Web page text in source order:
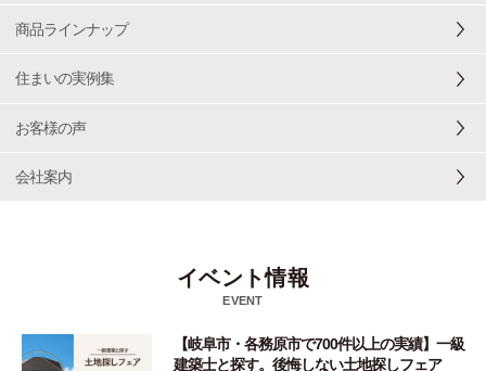
商品ラインナップ
住まいの実例集
お客様の声
会社案内
イベント情報
EVENT
【岐阜市・各務原市で700件以上の実績】一級
建築士と探す。後悔しない土地探しフェア